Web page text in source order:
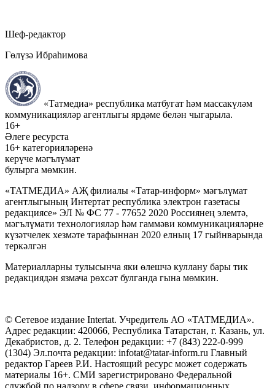
Шеф-редактор
Гөлүзә Ибраһимова
«Татмедиа» республика матбугат һәм массакүләм
коммуникацияләр агентлыгы ярдәме белән чыгарыла.
16+
Әлеге ресурста
16+ категорияләренә
керүче мәгълүмат
булырга мөмкин.
«ТАТМЕДИА» АҖ филиалы «Татар-информ» мәгълүмат
агентлыгының Интертат республика электрон газетасы
редакциясе» ЭЛ № ФС 77 - 77652 2020 Россиянең элемтә,
мәгълүмати технологияләр һәм гаммәви коммуникацияләрне
күзәтчелек хезмәте тарафыннан 2020 елның 17 гыйнварында
теркәлгән
Материалларны тулысынча яки өлешчә куллану бары тик
редакциядән язмача рөхсәт булганда гына мөмкин.
© Сетевое издание Intertat. Учредитель АО «ТАТМЕДИА».
Адрес редакции: 420066, Республика Татарстан, г. Казань, ул.
Декабристов, д. 2. Телефон редакции: +7 (843) 222-0-999
(1304) Эл.почта редакции: infotat@tatar-inform.ru Главный
редактор Гареев Р.И. Настоящий ресурс может содержать
материалы 16+. СМИ зарегистрировано Федеральной
службой по надзору в сфере связи, информационных